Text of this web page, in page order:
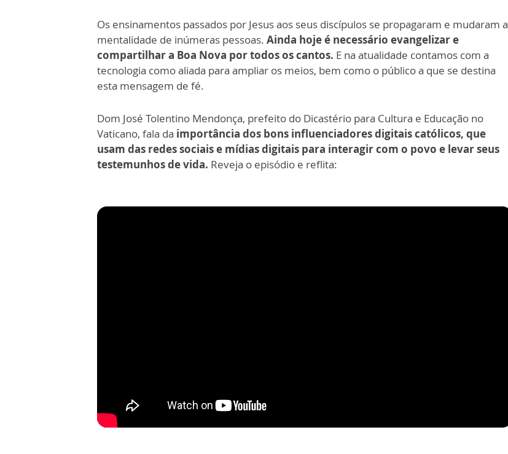
Os ensinamentos passados por Jesus aos seus discípulos se propagaram e mudaram a
mentalidade de inúmeras pessoas. Ainda hoje é necessário evangelizar e
compartilhar a Boa Nova por todos os cantos. E na atualidade contamos com a
tecnologia como aliada para ampliar os meios, bem como o público a que se destina
esta mensagem de fé.
Dom José Tolentino Mendonça, prefeito do Dicastério para Cultura e Educação no
Vaticano, fala da importância dos bons influenciadores digitais católicos, que
usam das redes sociais e mídias digitais para interagir com o povo e levar seus
testemunhos de vida. Reveja o episódio e reflita: